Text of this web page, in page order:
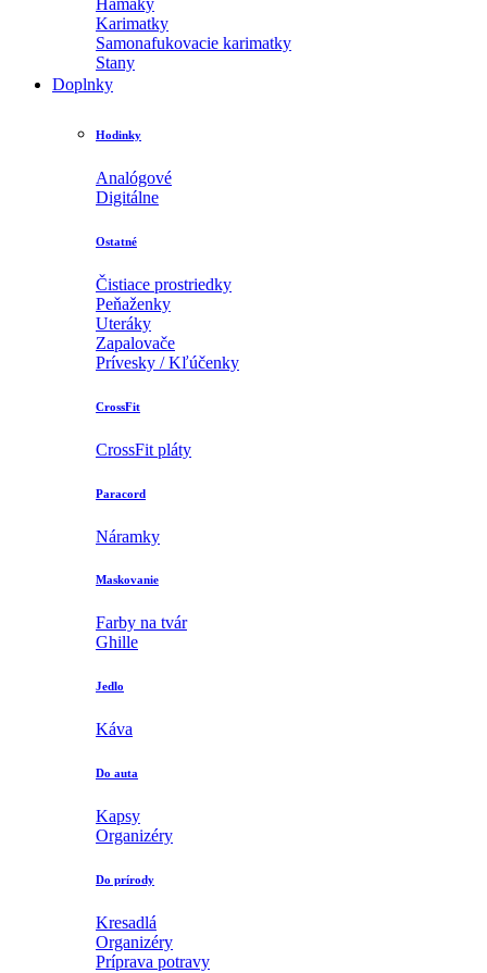
Karimatky
Samonafukovacie karimatky
Stany
Doplnky
Hodinky
Analógové
Digitálne
Ostatné
Čistiace prostriedky
Peňaženky
Uteráky
Zapalovače
Prívesky / Kľúčenky
CrossFit
CrossFit pláty
Paracord
Náramky
Maskovanie
Farby na tvár
Ghille
Jedlo
Káva
Do auta
Kapsy
Organizéry
Do prírody
Kresadlá
Organizéry
Príprava potravy